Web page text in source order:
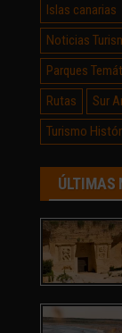
Islas canarias
Noticias
Parques
Rutas
Sur
Turismo
ÚLTIMAS